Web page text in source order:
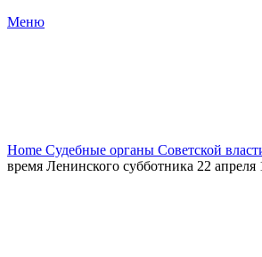
Меню
Home Судебные органы Советской
время Ленинского субботника 22 апреля